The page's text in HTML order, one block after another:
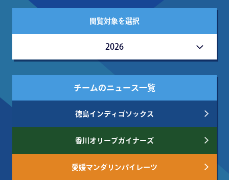
閲覧対象を選択
2026
チームのニュース一覧
徳島インディゴソックス
香川オリーブガイナーズ
愛媛マンダリンパイレーツ